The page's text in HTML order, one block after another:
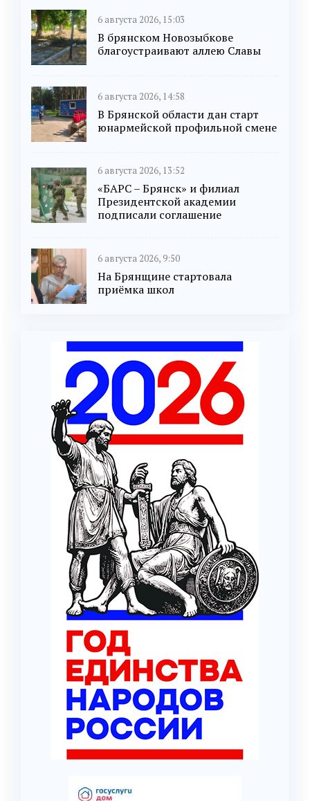
6 августа 2026, 15:03
В брянском Новозыбкове
благоустраивают аллею Славы
6 августа 2026, 14:58
В Брянской области дан старт
юнармейской профильной смене
6 августа 2026, 13:52
«БАРС – Брянск» и филиал
Президентской академии
подписали соглашение
6 августа 2026, 9:50
На Брянщине стартовала
приёмка школ